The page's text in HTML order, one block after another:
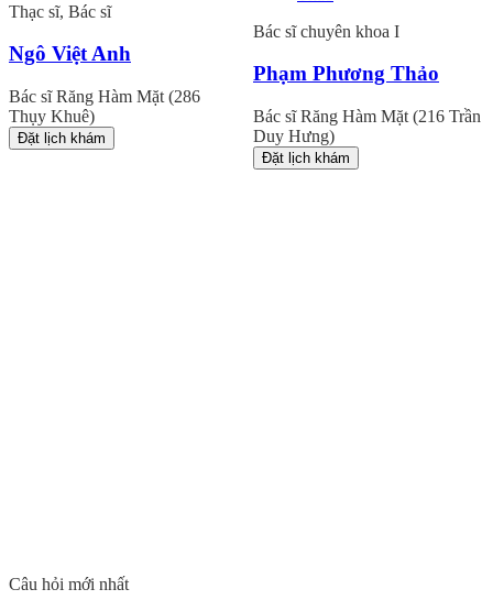
Thạc sĩ, Bác sĩ
Ngô Việt Anh
Bác sĩ Răng Hàm Mặt (286
Thụy Khuê)
Đặt lịch khám
Bác sĩ chuyên khoa I
Phạm Phương Thảo
Bác sĩ Răng Hàm Mặt (216 Trần
Duy Hưng)
Đặt lịch khám
Câu hỏi mới nhất